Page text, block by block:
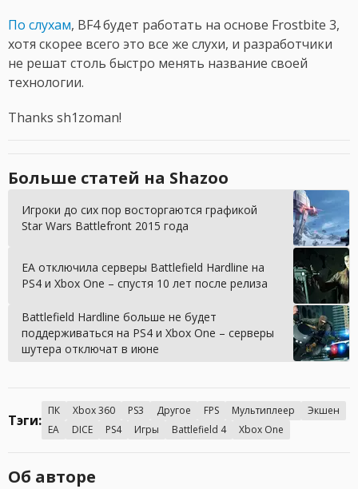
По слухам, BF4 будет работать на основе Frostbite 3,
хотя скорее всего это все же слухи, и разработчики
не решат столь быстро менять название своей
технологии.
Thanks sh1zoman!
Больше статей на Shazoo
Игроки до сих пор восторгаются графикой
Star Wars Battlefront 2015 года
EA отключила серверы Battlefield Hardline на
PS4 и Xbox One – спустя 10 лет после релиза
Battlefield Hardline больше не будет
поддерживаться на PS4 и Xbox One – серверы
шутера отключат в июне
Тэги:
ПК Xbox 360 PS3 Другое FPS Мультиплеер
Экшен
EA
DICE PS4 Игры Battlefield 4 Xbox One
Об авторе